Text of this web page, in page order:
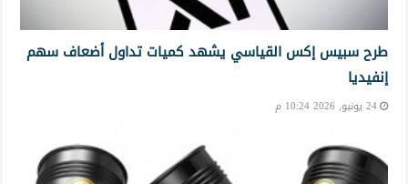
طرح سبيس إكس القياسي يشهد كميات تداول أضعاف سهم
إنفيديا
24 يونيو, 2026 10:24 م